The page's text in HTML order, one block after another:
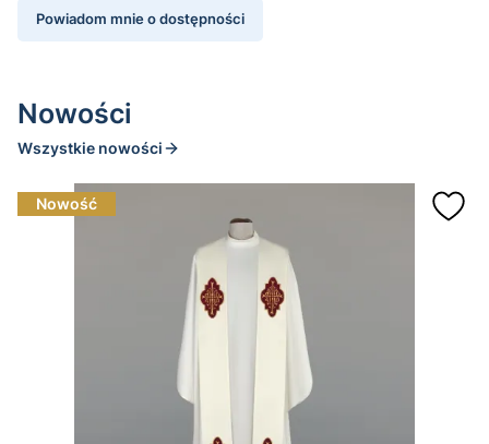
Powiadom mnie o dostępności
Nowości
Wszystkie nowości
Nowość